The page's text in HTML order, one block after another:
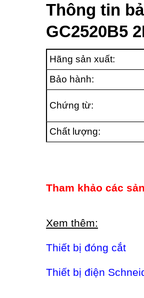
Thông tin
GC2520B5
Hãng sản xuất:
Bảo hành:
Chứng từ:
Chất lượng:
Tham khảo các
Xem thêm:
Thiết bị đóng cắt
Thiết bị điện